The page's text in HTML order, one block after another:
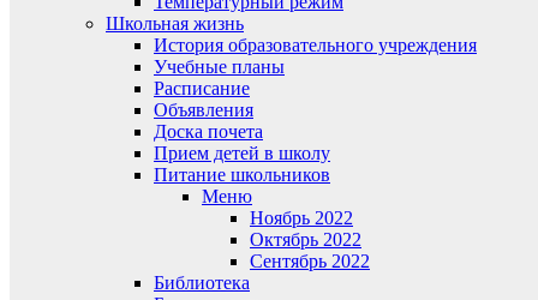
Школьная жизнь
История образовательного учреждения
Учебные планы
Расписание
Объявления
Доска почета
Прием детей в школу
Питание школьников
Меню
Ноябрь 2022
Октябрь 2022
Сентябрь 2022
Библиотека